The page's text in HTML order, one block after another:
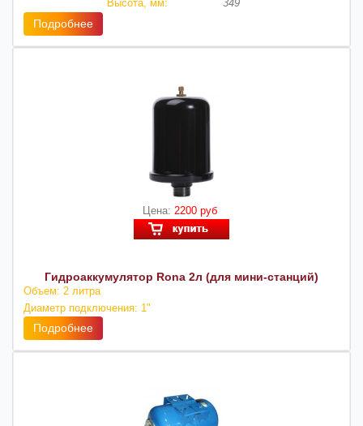
Высота, мм: 349
Подробнее
Цена: 2200 руб
Гидроаккумулятор Rona 2л (для мини-станций)
Объем: 2 литра
Диаметр подключения: 1"
Подробнее